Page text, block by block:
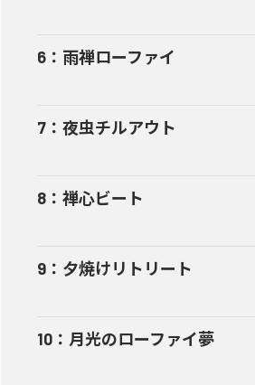
6 ： 雨禅ローファイ
7 ： 夜虫チルアウト
8 ： 禅心ビート
9 ： 夕焼けリトリート
10 ： 月光のローファイ夢